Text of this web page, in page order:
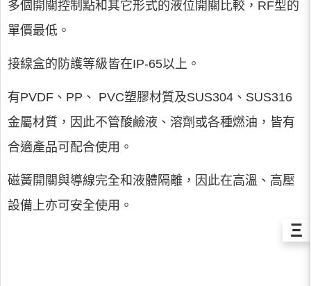
多個開關控制點和其它形式的液位開關比較，RF型的
單價最低。
接線盒的防護等級皆在IP-65以上。
有PVDF、PP、 PVC塑膠材質及SUS304、SUS316
金屬材質，因此不管酸鹼液、溶劑或各種燃油，皆有
合適產品可配合使用。
磁簧開關與導線完全和液體隔離，因此在高溫、高壓
設備上亦可安全使用。
Ξ